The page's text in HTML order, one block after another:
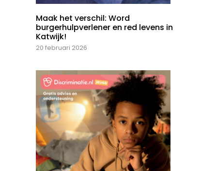
Maak het verschil: Word
burgerhulpverlener en red levens in
Katwijk!
20 februari 2026